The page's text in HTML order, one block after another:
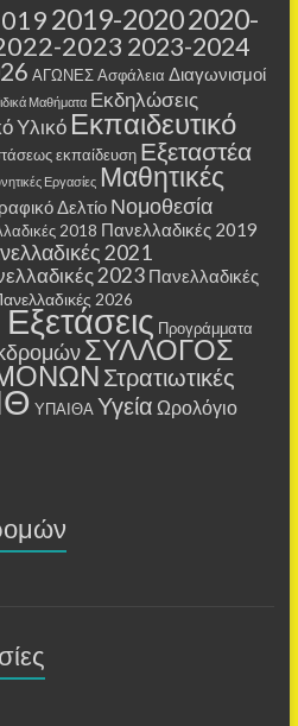
2019-20202020-
2023 2023-2024
ΑΓΩΝΕΣ Ασφάλεια Διαγωνισμοί
Μαθήματα Εκδηλώσεις
Υλικό Εκπαιδευτικό
εκπαίδευση Εξεταστέα
Εργασίες Μαθητικές
Δελτίο Νομοθεσία
2018 Πανελλαδικές 2019
2021
2023 Πανελλαδικές
2026
Προγράμματα
ΣΥΛΛΟΓΟΣ
Στρατιωτικές
ΥΠΑΙΘΑ Υγεία Ωρολόγιο